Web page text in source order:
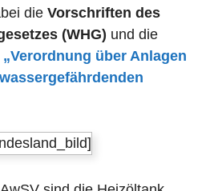
die Vorschriften des
(WHG) und die
„Verordnung über Anlagen